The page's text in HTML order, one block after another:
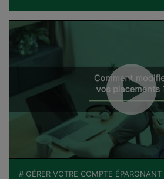
# GÉRER VOTRE COMPTE ÉPARGNANT